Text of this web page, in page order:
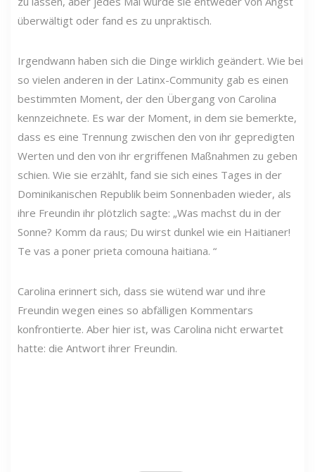
überwältigt oder fand es zu unpraktisch.
Irgendwann haben sich die Dinge wirklich geändert. Wie bei
so vielen anderen in der Latinx-Community gab es einen
bestimmten Moment, der den Übergang von Carolina
kennzeichnete. Es war der Moment, in dem sie bemerkte,
dass es eine Trennung zwischen den von ihr gepredigten
Werten und den von ihr ergriffenen Maßnahmen zu geben
schien. Wie sie erzählt, fand sie sich eines Tages in der
Dominikanischen Republik beim Sonnenbaden wieder, als
ihre Freundin ihr plötzlich sagte: „Was machst du in der
Sonne? Komm da raus; Du wirst dunkel wie ein Haitianer!
Te vas a poner prieta comouna haitiana. “
Carolina erinnert sich, dass sie wütend war und ihre
Freundin wegen eines so abfälligen Kommentars
konfrontierte. Aber hier ist, was Carolina nicht erwartet
hatte: die Antwort ihrer Freundin.